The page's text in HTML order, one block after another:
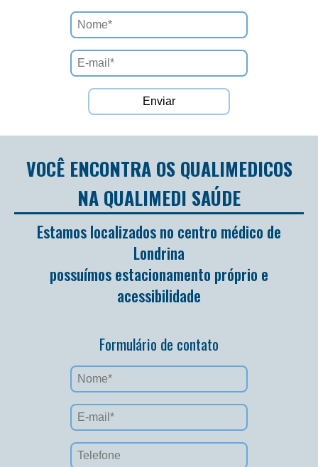
VOCÊ ENCONTRA OS QUALIMEDICOS
NA QUALIMEDI SAÚDE
Estamos localizados no centro médico de
Londrina
possuímos estacionamento próprio e
acessibilidade
Formulário de contato